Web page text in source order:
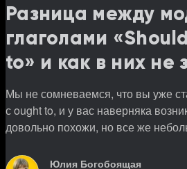
Разница между
глаголами
to» и как в них не
Мы не сомневаемся, что вы уже
с ought to, и у вас наверняка
довольно похожи, но все же
Юлия Богобоящая